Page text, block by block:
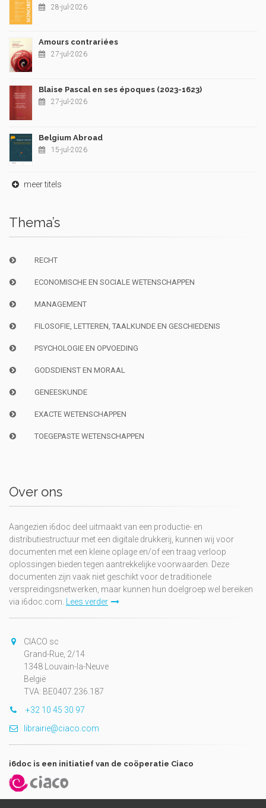
28-jul-2026
Amours contrariées
27-jul-2026
Blaise Pascal en ses époques (2023-1623)
27-jul-2026
Belgium Abroad
15-jul-2026
meer titels
Thema’s
RECHT
ECONOMISCHE EN SOCIALE WETENSCHAPPEN
MANAGEMENT
FILOSOFIE, LETTEREN, TAALKUNDE EN GESCHIEDENIS
PSYCHOLOGIE EN OPVOEDING
GODSDIENST EN MORAAL
GENEESKUNDE
EXACTE WETENSCHAPPEN
TOEGEPASTE WETENSCHAPPEN
Over ons
Aangezien i6doc deel uitmaakt van een productie- en
distributiestructuur met een digitale drukkerij, kunnen wij voor
documenten met een kleine oplage en/of een traag verloop
oplossingen bieden tegen aantrekkelijke voorwaarden. Deze
documenten zijn vaak niet geschikt voor de traditionele
verspreidingsnetwerken, maar kunnen hun doelgroep wel bereiken
via i6doc.com.
Lees verder
CIACO sc
Grand-Rue, 2/14
1348 Louvain-la-Neuve
België
TVA: BE0407.236.187
+32 10 45 30 97
librairie@ciaco.com
i6doc is een initiatief van de coöperatie Ciaco